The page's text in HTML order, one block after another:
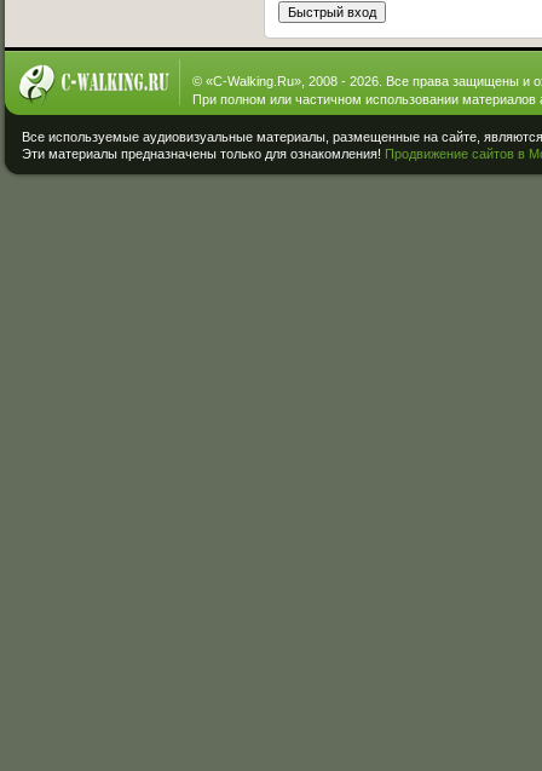
© «C-Walking.Ru», 2008 - 2026. Все права защищены и
При полном или частичном использовании материалов
Все используемые аудиовизуальные материалы, размещенные на сайте,
Эти материалы предназначены только для ознакомления! Продвижение сайтов в